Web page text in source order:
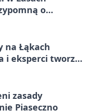
o
na Łąkach
i eksperci tworzą
zasady
Piaseczno